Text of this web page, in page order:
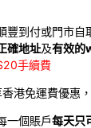
豐到付或門市
確地址及有效的
手續費
港免運費優惠
一個賬戶每天只